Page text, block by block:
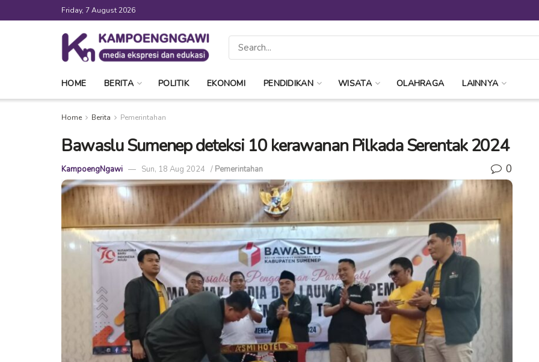
Friday, 7 August 2026
HOME BERITA POLITIK EKONOMI PENDIDIKAN WISATA OLAHRAGA LAINNYA
Home Berita Pemerintahan
Bawaslu Sumenep deteksi 10 kerawanan Pilkada Serentak 2024
KampoengNgawi Sun, 18 Aug 2024 / Pemerintahan 0